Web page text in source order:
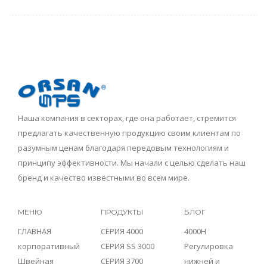
Наша компания в секторах, где она работает, стремится
предлагать качественную продукцию своим клиентам по
разумным ценам благодаря передовым технологиям и
принципу эффективности. Мы начали с целью сделать наш
бренд и качество известными во всем мире.
МЕНЮ
ГЛАВНАЯ
корпоративный
Швейная
ПРОДУКТЫ
СЕРИЯ 4000
СЕРИЯ SS 3000
СЕРИЯ 3700
БЛОГ
4000H
Регулировка
нижней и